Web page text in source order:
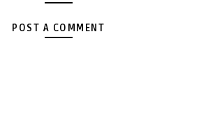
POST A COMMENT